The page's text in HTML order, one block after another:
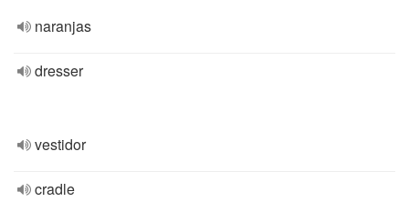
naranjas
dresser
vestidor
cradle